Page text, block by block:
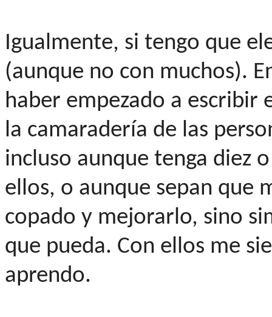
Igualmente, si tengo que
(aunque no con muchos).
haber empezado a escribir
la camaradería de las
incluso aunque tenga diez
ellos, o aunque sepan que
copado y mejorarlo, sino
que pueda. Con ellos me
aprendo.